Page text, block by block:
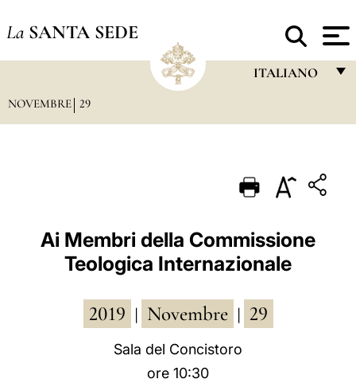
La SANTA SEDE
ITALIANO
PORTUGUÊS
ESPAÑOL
DEUTSCH
العربيّة
NOVEMBRE 29
Ai Membri della Commissione
Teologica Internazionale
2019 Novembre 29
Sala del Concistoro
ore 10:30